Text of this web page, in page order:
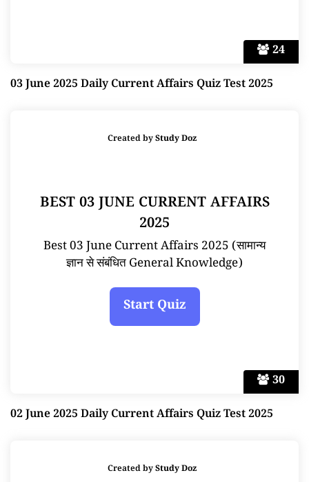
24
03 June 2025 Daily Current Affairs Quiz Test 2025
30
Created byStudy Doz
BEST 03 JUNE CURRENT AFFAIRS
2025
Best 03 June Current Affairs 2025 (सामान्य
ज्ञान से संबंधित General Knowledge)
02 June 2025 Daily Current Affairs Quiz Test 2025
Created byStudy Doz